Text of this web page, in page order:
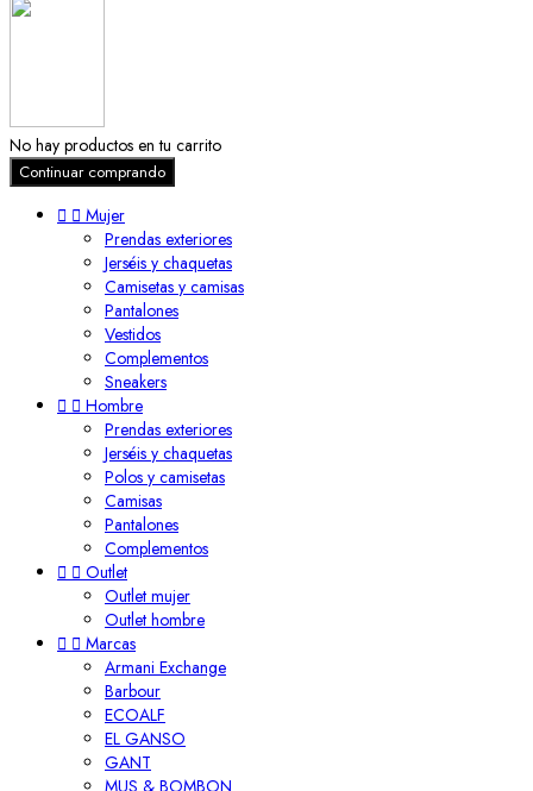
No hay productos en tu carrito
Continuar comprando
  Mujer
Prendas exteriores
Jerséis y chaquetas
Camisetas y camisas
Pantalones
Vestidos
Complementos
Sneakers
  Hombre
Prendas exteriores
Jerséis y chaquetas
Polos y camisetas
Camisas
Pantalones
Complementos
  Outlet
Outlet mujer
Outlet hombre
  Marcas
Armani Exchange
Barbour
ECOALF
EL GANSO
GANT
MUS & BOMBON